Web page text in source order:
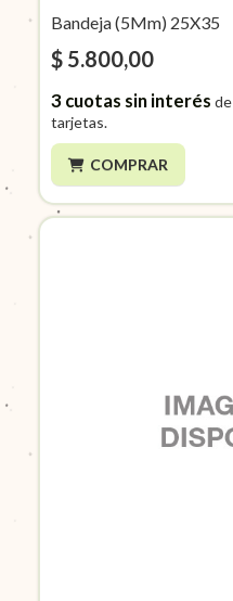
Bandeja (5Mm) 25X35
$ 5.800,00
3cuotas sin interés de
tarjetas.
COMPRAR